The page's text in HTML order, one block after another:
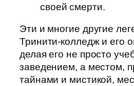
своей смерти.
Эти и многие другие
Тринити-колледж и его
делая его не просто
заведением, а местом,
тайнами и мистикой,